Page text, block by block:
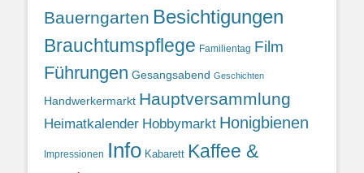
Bauerngarten Besichtigungen
Brauchtumspflege Familientag Film
Führungen Gesangsabend Geschichten
Handwerkermarkt Hauptversammlung
Heimatkalender Hobbymarkt Honigbienen
Impressionen Info Kabarett Kaffee &